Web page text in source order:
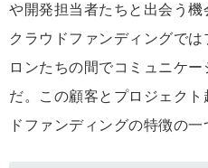
や開発担当者たちと出会う機
クラウドファンディングで
ロンたちの間でコミュニケ
だ。この顧客とプロジェクト
ドファンディングの特徴の一